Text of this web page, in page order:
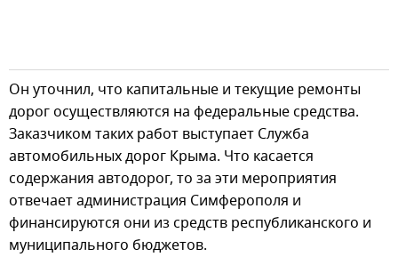
Он уточнил, что капитальные и текущие ремонты
дорог осуществляются на федеральные средства.
Заказчиком таких работ выступает Служба
автомобильных дорог Крыма. Что касается
содержания автодорог, то за эти мероприятия
отвечает администрация Симферополя и
финансируются они из средств республиканского и
муниципального бюджетов.